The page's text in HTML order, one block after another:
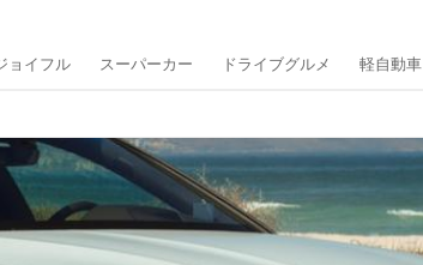
ョイフル スーパーカー ドライブグルメ 軽自動車